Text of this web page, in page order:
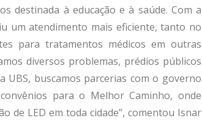
destinada à educação e à saúde. Com a
um atendimento mais eficiente, tanto no
para tratamentos médicos em outras
diversos problemas, prédios públicos
UBS, buscamos parcerias com o governo
para o Melhor Caminho, onde
de LED em toda cidade”, comentou Isnar